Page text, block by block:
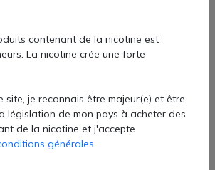
iTank 2 sera parfaitement
le pyrex de 8ml. Protégez votre
tout en personnalisant votre e-
verre iTank 2 est disponible chez
de nombreux coloris.
2,60 €
contenant de la nicotine est
La nicotine crée une forte
site, je reconnais être majeur(e) et être
législation de mon pays à acheter des
de la nicotine et j'accepte
générales